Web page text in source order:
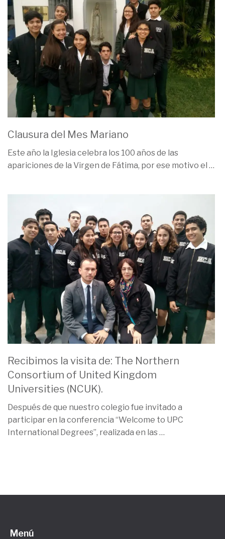
Clausura del Mes Mariano
Este año la Iglesia celebra los 100 años de las
apariciones de la Virgen de Fátima, por ese motivo el …
Recibimos la visita de: The Northern
Consortium of United Kingdom
Universities (NCUK).
Después de que nuestro colegio fue invitado a
participar en la conferencia “Welcome to UPC
International Degrees”, realizada en las …
Menú